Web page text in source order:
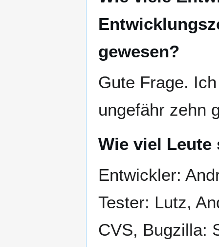
gewesen?
Gute Frage.
ungefähr zehn
Wie viel
Entwickler:
Tester: Lutz,
CVS, Bugzilla: